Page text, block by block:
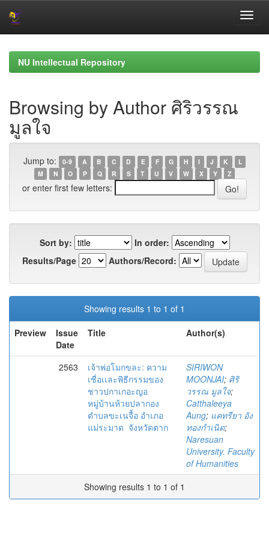
navigationNU Intellectual Repository
Browsing by Author ศิริวรรณ
มูลใจ
Jump to: 0-9 A B C D E F G H I J K
L
M
N O P Q R S T U V W X Y Z
or enter first few letters:
Sort by:
In order:
Results/Page
Authors/Record:
Showing results 1 to 1 of 1
Preview
Issue
Date
Title Author(s)
2563
เจ้าพ่อโมกขละ: ความ
เชื่อเเละพิธีกรรมของ
ชาวปกาเกอะญอ
หมู่บ้านห้วยปลากอง
ตำบลขะเนจื้อ อำเภอ
แม่ระมาด จังหวัดตาก
SIRIWON
MOONJAI; ศิริ
วรรณ มูลใจ;
Catthaleeya
Aung; แคทรียา อัง
ทองกำเนิด;
Naresuan
University. Faculty
of Humanities
Showing results 1 to 1 of 1